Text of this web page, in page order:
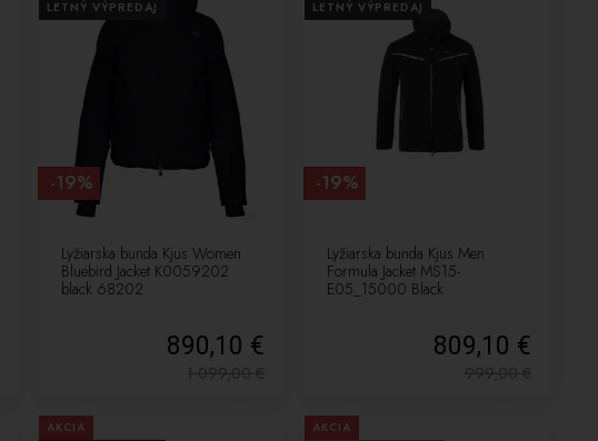
LETNÝ VÝPREDAJ
Lyžiarska bunda Kjus Women
Bluebird Jacket K0059202
black 68202
890,10 €
1 099,00€
-19%
LETNÝ VÝPREDAJ
Lyžiarska bunda Kjus Men
Formula Jacket MS15-
E05_15000 Black
809,10 €
999,00€
-19%
AKCIA
AKCIA